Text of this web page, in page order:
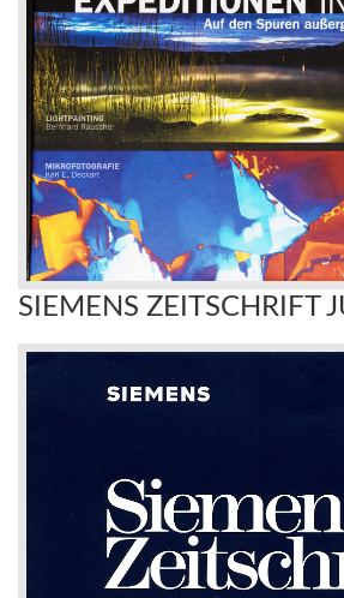
SIEMENS ZEITSCHRIFT